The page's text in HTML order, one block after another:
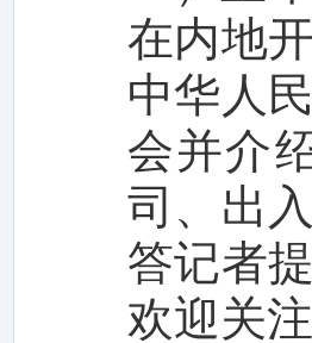
在内地
中华人
会并介
司、出
答记者
欢迎关